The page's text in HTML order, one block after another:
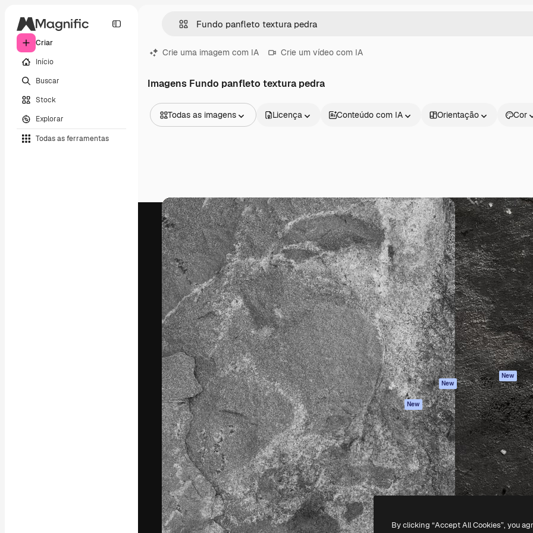
Criar
Início
Buscar
Stock
Explorar
Todas as ferramentas
Crie uma imagem com IA Crie um vídeo com IA
Imagens Fundo panfleto textura pedra
Todas as imagens
Vídeos
Clipes de vídeo
Animações
Modelos de vídeos
Ícones
Modelos 3D
Fontes
Licença Conteúdo com IA Orientação Cor
A plataforma criativa para você direcionar
seu melhor trabalho. Mais de 1 milhão de
assinantes entre criativos, empresas,
agências e estúdios.
Português
Produtos
Spaces
Assistente de IA
Gerador de
imagens
Gerador de vídeos
Texto para voz
Conteúdo de stock
MCP para
Claude/ChatGPT
New
Agentes New
API
App móvel
Todas as
ferramentas
Começar
Academy
Documentação
Atendimento
Termos e
condições
Política de
privacidade
Originais New
Política de
Central de
confiabilidade
Afiliados
Empresas
Copyright © 2010- 2026Freepik Company S.L.U.Todos os direitos reservados.
By clicking “Accept All Cookies”, you